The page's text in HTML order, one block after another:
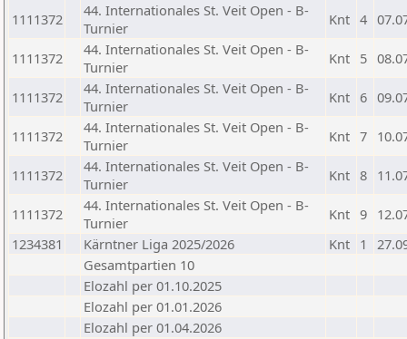
1111372
44. Internationales St. Veit Open - B-
Turnier
Knt 4
1111372
44. Internationales St. Veit Open - B-
Turnier
Knt 5
1111372
44. Internationales St. Veit Open - B-
Turnier
Knt 6
1111372
44. Internationales St. Veit Open - B-
Turnier
Knt 7
1111372
44. Internationales St. Veit Open - B-
Turnier
Knt 8
1111372
44. Internationales St. Veit Open - B-
Turnier
Knt 9
1234381
Kärntner Liga 2025/2026 Knt 1
Gesamtpartien 10
Elozahl per 01.10.2025
Elozahl per 01.01.2026
Elozahl per 01.04.2026